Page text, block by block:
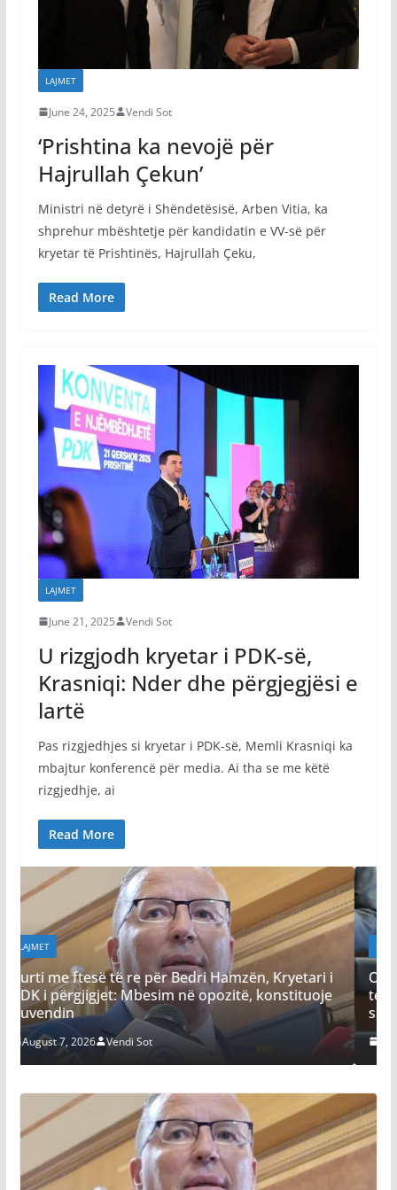
LAJMET
June 24, 2025 Vendi Sot
‘Prishtina ka nevojë për
Hajrullah Çekun’
Ministri në detyrë i Shëndetësisë, Arben Vitia, ka
shprehur mbështetje për kandidatin e VV-së për
kryetar të Prishtinës, Hajrullah Çeku,
Read More
LAJMET
June 21, 2025 Vendi Sot
U rizgjodh kryetar i PDK-së,
Krasniqi: Nder dhe përgjegjësi e
lartë
Pas rizgjedhjes si kryetar i PDK-së, Memli Krasniqi ka
mbajtur konferencë për media. Ai tha se me këtë
rizgjedhje, ai
Read More
Hamzën, Kryetari i
opozitë, konstituoje
LAJMET
Osmani pas betimit si
te tempulli i demokracisë dhe
shërbyer Kosovës
August 6, 2026 Vendi Sot